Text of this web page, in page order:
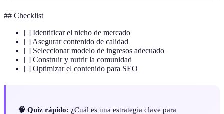
## Checklist
[ ] Identificar el nicho de mercado
[ ] Asegurar contenido de calidad
[ ] Seleccionar modelo de ingresos adecuado
[ ] Construir y nutrir la comunidad
[ ] Optimizar el contenido para SEO
🧠 Quiz rápido: ¿Cuál es una estrategia clave para